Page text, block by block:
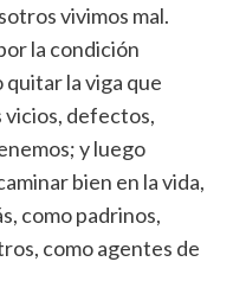
vivimos mal.
la condición
quitar la viga que
vicios, defectos,
y luego
bien en la vida,
como padrinos,
como agentes de